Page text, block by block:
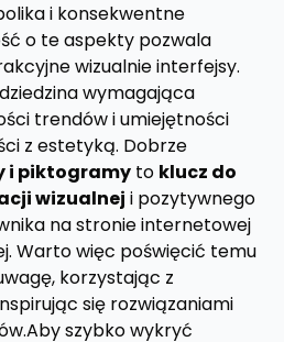
i konsekwentne
o te aspekty pozwala
wizualnie interfejsy.
wymagająca
trendów i umiejętności
z estetyką. Dobrze
i piktogramy to klucz do
wizualnej i pozytywnego
na stronie internetowej
Warto więc poświęcić temu
korzystając z
się rozwiązaniami
szybko wykryć